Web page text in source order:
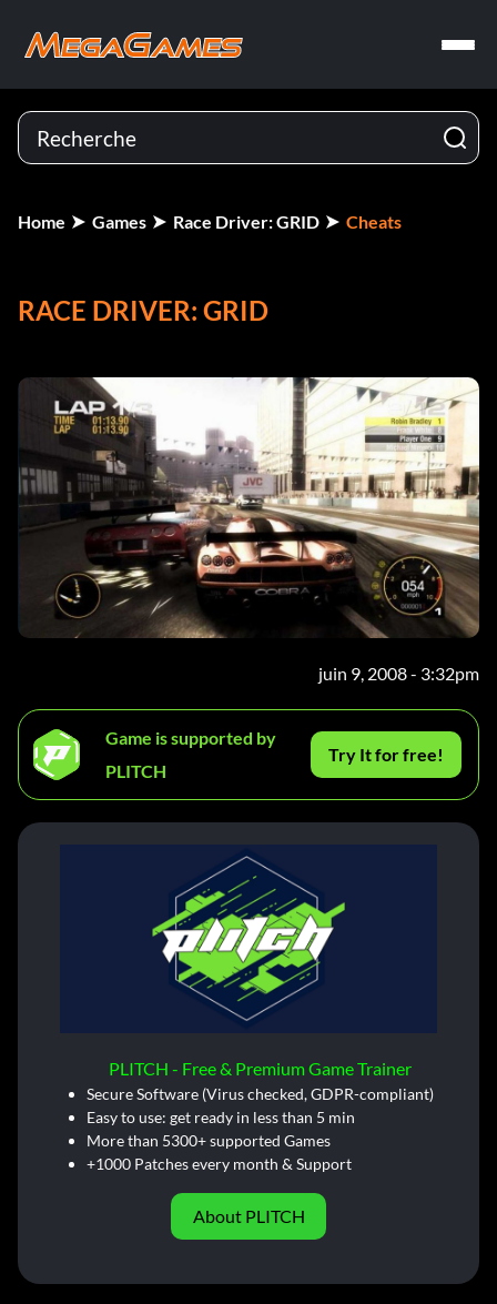
Home Games Race Driver: GRID Cheats
RACE DRIVER: GRID
juin 9, 2008 - 3:32pm
Game is supported by
PLITCH
Try It for free!
PLITCH - Free & Premium Game Trainer
Secure Software (Virus checked, GDPR-compliant)
Easy to use: get ready in less than 5 min
More than 5300+ supported Games
+1000 Patches every month & Support
About PLITCH